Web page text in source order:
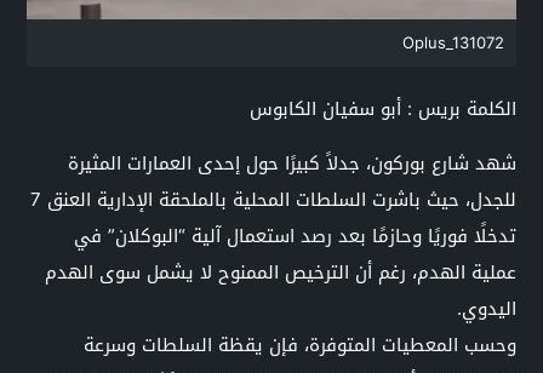
Oplus_131072
الكلمة بريس : أبو سفيان الكابوس
شهد شارع بوركون، جدلاً كبيرًا حول إحدى العمارات المثيرة
للجدل، حيث باشرت السلطات المحلية بالملحقة الإدارية العنق 7
تدخلًا فوريًا وحازمًا بعد رصد استعمال آلية “البوكلان” في
عملية الهدم، رغم أن الترخيص الممنوح لا يشمل سوى الهدم
اليدوي.
وحسب المعطيات المتوفرة، فإن يقظة السلطات وسرعة